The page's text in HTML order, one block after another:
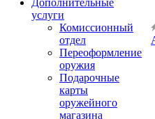
Дополнительные
услуги
Комиссионный
отдел
Переоформление
оружия
Подарочные
карты
оружейного
магазина